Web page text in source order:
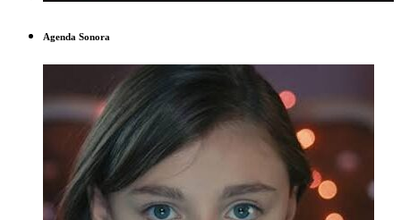
Agenda Sonora